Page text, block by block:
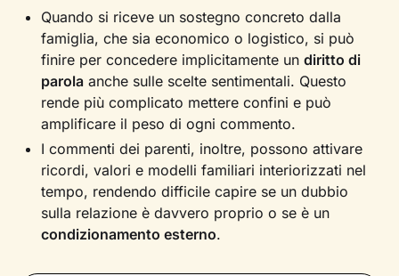
Quando si riceve un sostegno concreto dalla
famiglia, che sia economico o logistico, si può
finire per concedere implicitamente undiritto di
parola anche sulle scelte sentimentali. Questo
rende più complicato mettere confini e può
amplificare il peso di ogni commento.
I commenti dei parenti, inoltre, possono attivare
ricordi, valori e modelli familiari interiorizzati nel
tempo, rendendo difficile capire se un dubbio
sulla relazione è davvero proprio o se è un
condizionamento esterno.